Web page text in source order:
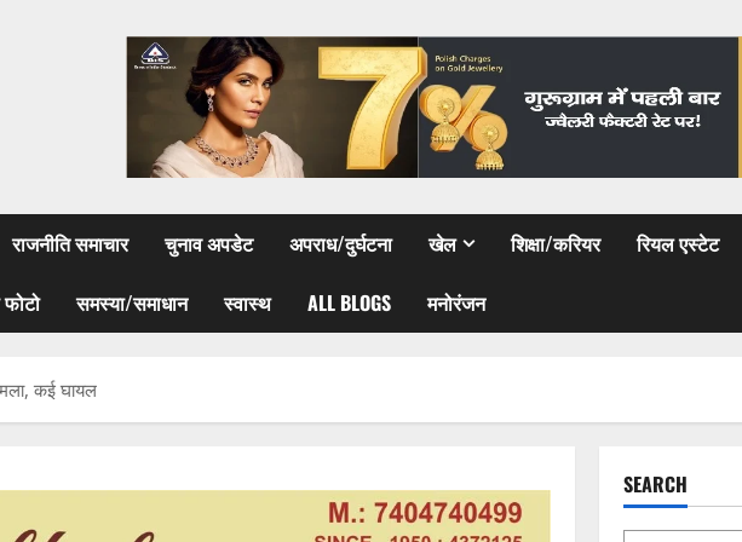
राजनीति समाचार चुनाव अपडेट अपराध/दुर्घटना खेल शिक्षा/करियर रियल एस्टेट
समस्या/समाधान स्वास्थ ALL BLOGS मनोरंजन
कई घायल
SEARCH